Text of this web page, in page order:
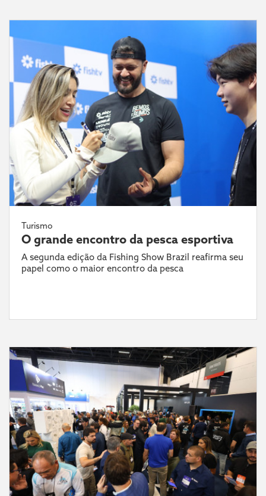
Turismo
O grande encontro da pesca esportiva
A segunda edição da Fishing Show Brazil reafirma seu
papel como o maior encontro da pesca